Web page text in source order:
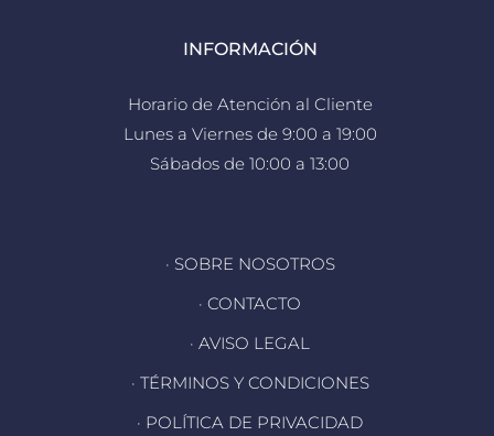
INFORMACIÓN
Horario de Atención al Cliente
Lunes a Viernes de 9:00 a 19:00
Sábados de 10:00 a 13:00
· SOBRE NOSOTROS
· CONTACTO
· AVISO LEGAL
· TÉRMINOS Y CONDICIONES
· POLÍTICA DE PRIVACIDAD